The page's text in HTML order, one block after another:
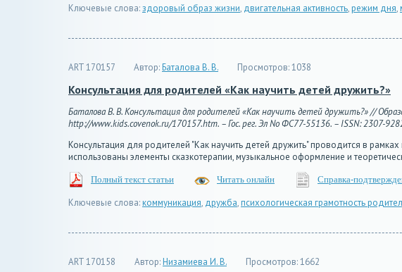
Ключевые слова:здоровый образ жизни, двигательная активность,режим дня,
ART 170157 Автор:Баталова В. В. Просмотров:1038
Консультация для родителей «Как научить детей дружить?»
Баталова В. В. Консультация для родителей «Как научить детей дружить?» //
http://www.kids.covenok.ru/170157.htm. – Гос. рег. Эл No ФС77-55136. – ISSN: 2307-
Консультация для родителей "Как научить детей дружить" проводится в
использованы элементы сказкотерапии, музыкальное оформление и
Полный текст статьи Читать онлайн Справка-
Ключевые слова:коммуникация, дружба,психологическая грамотность
ART 170158 Автор:Низамиева И. В. Просмотров:1662